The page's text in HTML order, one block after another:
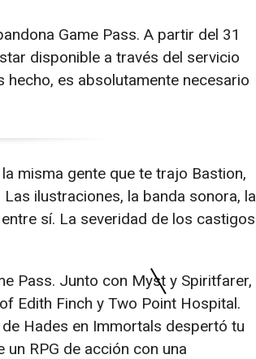
Game Pass. A partir del 31
disponible a través del servicio
es absolutamente necesario
misma gente que te trajo Bastion,
ilustraciones, la banda sonora, la
sí. La severidad de los castigos
Pass. Junto con Myst y Spiritfarer,
Edith Finch y Two Point Hospital.
Hades en Immortals despertó tu
RPG de acción con una